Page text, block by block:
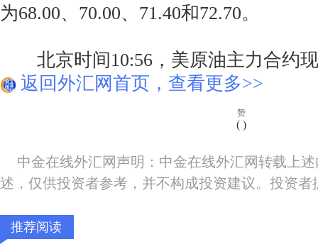
为68.00、70.00、71.40和72.70。
北京时间10:56，美原油主力合约现
返回外汇网首页，查看更多>>
赞
( )
中金在线外汇网声明：中金在线外汇网转载上
述，仅供投资者参考，并不构成投资建议。投资
推荐阅读